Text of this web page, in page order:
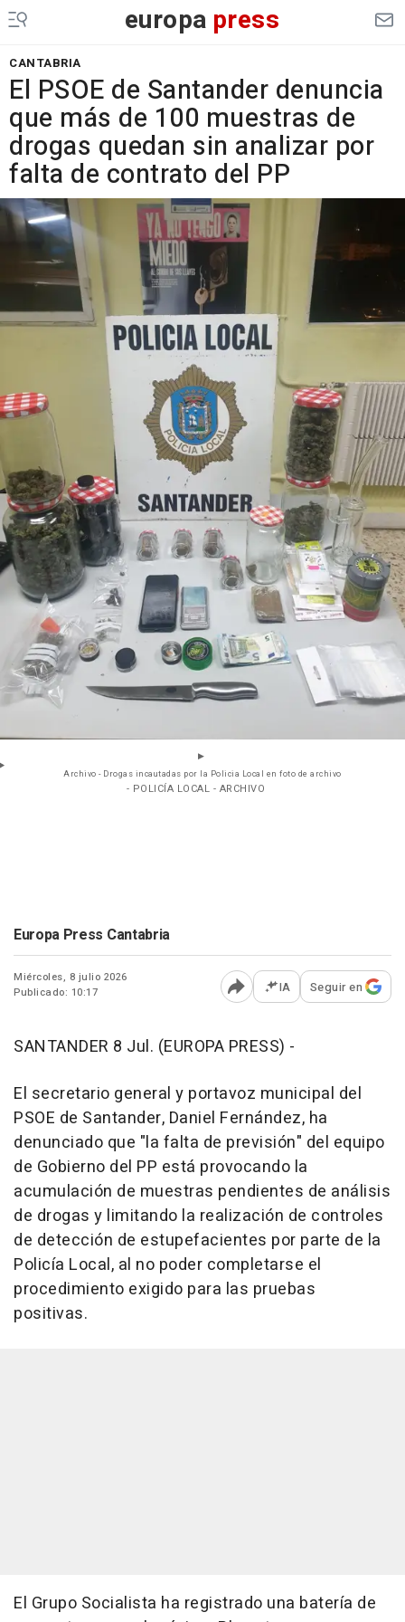
europa press
CANTABRIA
El PSOE de Santander denuncia
que más de 100 muestras de
drogas quedan sin analizar por
falta de contrato del PP
Archivo - Drogas incautadas por la Policia Local en foto de archivo
- POLICÍA LOCAL - ARCHIVO
Europa Press Cantabria
Miércoles, 8 julio 2026
Publicado: 10:17
Abrir opciones para
IA Seguir en
SANTANDER 8 Jul. (EUROPA PRESS) -
El secretario general y portavoz municipal del
PSOE de Santander, Daniel Fernández, ha
denunciado que "la falta de previsión" del equipo
de Gobierno del PP está provocando la
acumulación de muestras pendientes de análisis
de drogas y limitando la realización de controles
de detección de estupefacientes por parte de la
Policía Local, al no poder completarse el
procedimiento exigido para las pruebas
positivas.
El Grupo Socialista ha registrado una batería de